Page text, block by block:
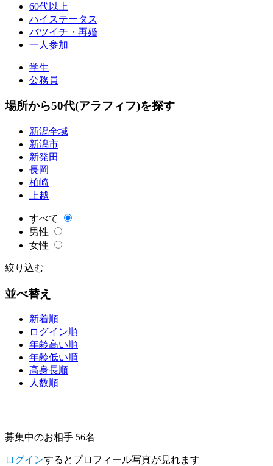
60代以上
ハイステータス
バツイチ・再婚
一人参加
学生
公務員
場所から50代(アラフィフ)を探す
新潟全域
新潟市
新発田
長岡
柏崎
上越
すべて
男性
女性
絞り込む
並べ替え
新着順
ログイン順
年齢高い順
年齢低い順
高身長順
人数順
募集中のお相手 56名
ログインするとプロフィール写真が見れます